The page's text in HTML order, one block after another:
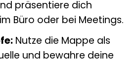
präsentiere dich
Büro oder bei Meetings.
Nutze die Mappe als
und bewahre deine